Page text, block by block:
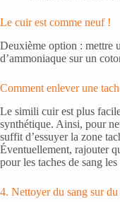
Le cuir est comme neuf !
Deuxième option : mettre
d’ammoniaque sur un
Comment enlever une
Le simili cuir est plus
synthétique. Ainsi, pour
suffit d’essuyer la zone
Éventuellement, rajouter
pour les taches de sang
4. Nettoyer du sang sur du